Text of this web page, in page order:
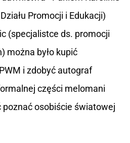
Promocji i Edukacji)
(specjalistce ds. promocji
można było kupić
i zdobyć autograf
części melomani
osobiście światowej